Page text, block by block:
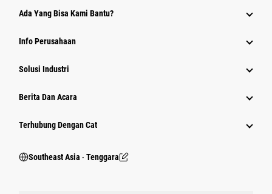
Ada Yang Bisa Kami Bantu?
Info Perusahaan
Solusi Industri
Berita Dan Acara
Terhubung Dengan Cat
Southeast Asia ‧ Tenggara